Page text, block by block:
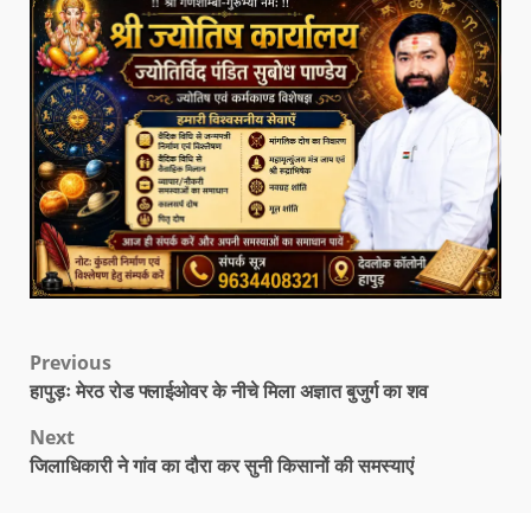
Previous
हापुड़ः मेरठ रोड फ्लाईओवर के नीचे मिला अज्ञात बुजुर्ग का शव
Next
जिलाधिकारी ने गांव का दौरा कर सुनी किसानों की समस्याएं